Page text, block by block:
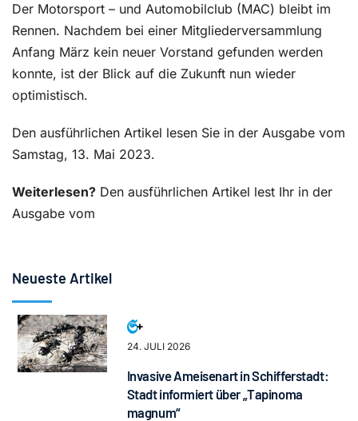
Der Motorsport – und Automobilclub (MAC) bleibt im
Rennen. Nachdem bei einer Mitgliederversammlung
Anfang März kein neuer Vorstand gefunden werden
konnte, ist der Blick auf die Zukunft nun wieder
optimistisch.
Den ausführlichen Artikel lesen Sie in der Ausgabe vom
Samstag, 13. Mai 2023.
Weiterlesen? Den ausführlichen Artikel lest Ihr in der
Ausgabe vom
Neueste Artikel
24. JULI 2026
Invasive Ameisenart in Schifferstadt:
Stadt informiert über „Tapinoma
magnum“